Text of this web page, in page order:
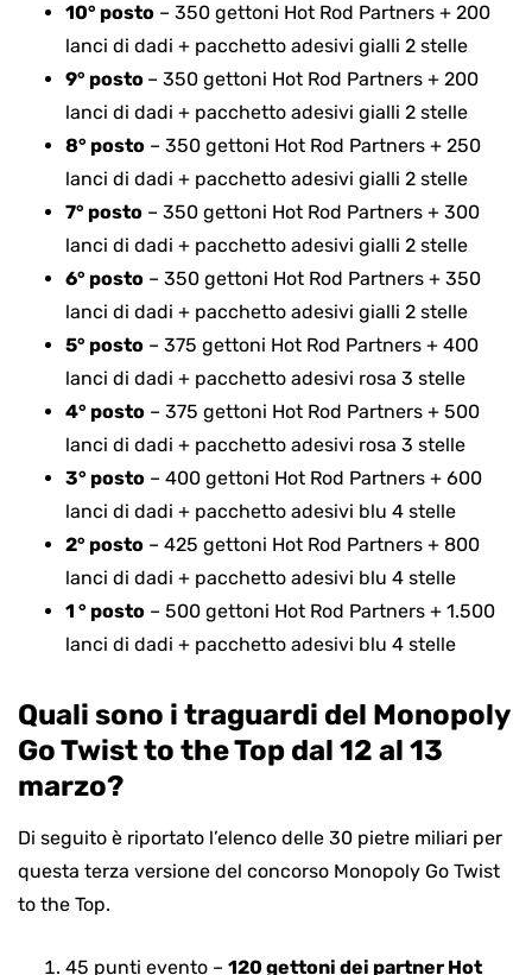
10° posto – 350 gettoni Hot Rod Partners + 200
lanci di dadi + pacchetto adesivi gialli 2 stelle
9° posto – 350 gettoni Hot Rod Partners + 200
lanci di dadi + pacchetto adesivi gialli 2 stelle
8° posto – 350 gettoni Hot Rod Partners + 250
lanci di dadi + pacchetto adesivi gialli 2 stelle
7° posto – 350 gettoni Hot Rod Partners + 300
lanci di dadi + pacchetto adesivi gialli 2 stelle
6° posto – 350 gettoni Hot Rod Partners + 350
lanci di dadi + pacchetto adesivi gialli 2 stelle
5° posto – 375 gettoni Hot Rod Partners + 400
lanci di dadi + pacchetto adesivi rosa 3 stelle
4° posto – 375 gettoni Hot Rod Partners + 500
lanci di dadi + pacchetto adesivi rosa 3 stelle
3° posto – 400 gettoni Hot Rod Partners + 600
lanci di dadi + pacchetto adesivi blu 4 stelle
2° posto – 425 gettoni Hot Rod Partners + 800
lanci di dadi + pacchetto adesivi blu 4 stelle
1 ° posto – 500 gettoni Hot Rod Partners + 1.500
lanci di dadi + pacchetto adesivi blu 4 stelle
Quali sono i traguardi del Monopoly
Go Twist to the Top dal 12 al 13
marzo?
Di seguito è riportato l’elenco delle 30 pietre miliari per
questa terza versione del concorso Monopoly Go Twist
to the Top.
45 punti evento – 120 gettoni dei partner Hot